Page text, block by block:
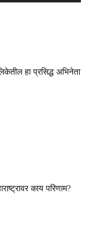
हा प्रसिद्ध अभिनेता
काय परिणाम?